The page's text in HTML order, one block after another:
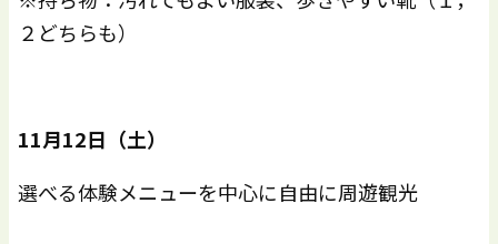
２どちらも）
11月12日（土）
選べる体験メニューを中心に自由に周遊観光